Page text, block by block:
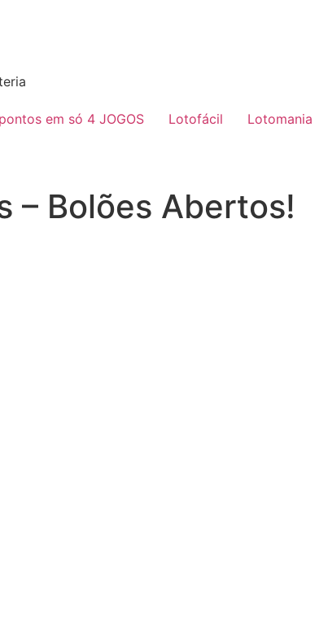
em só 4 JOGOS Lotofácil Lotomania
– Bolões Abertos!